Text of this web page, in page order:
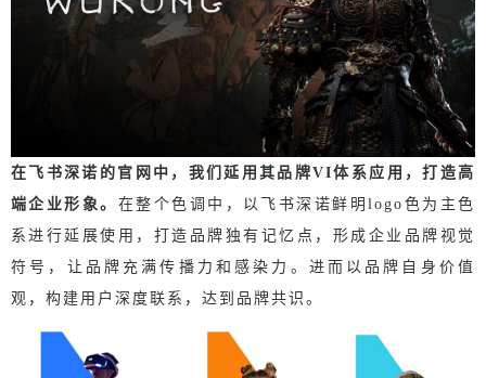
在飞书深诺的官网中，我们延用其品牌VI体系应用，打造高
端企业形象。 在整个色调中，以飞书深诺鲜明logo色为主色
系进行延展使用，打造品牌独有记忆点，形成企业品牌视觉
符号，让品牌充满传播力和感染力。进而以品牌自身价值
观，构建用户深度联系，达到品牌共识。